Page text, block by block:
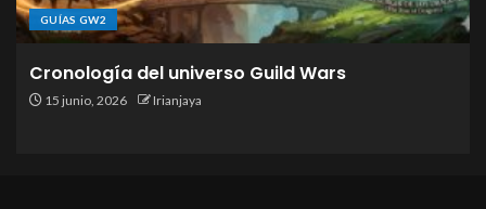
GUÍAS GW2
Cronología del universo Guild Wars
15 junio, 2026 Irianjaya